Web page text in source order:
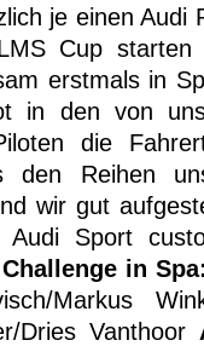
je einen
Cup starten
erstmals in
in den von
die
den Reihen
wir gut
Audi Sport
in Spa:
Markus
Dries Vanthoor